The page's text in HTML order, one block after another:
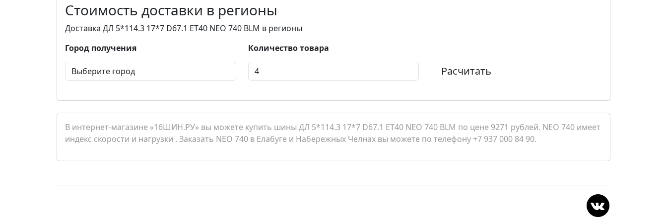
Стоимость доставки в регионы
Доставка ДЛ 5*114.3 17*7 D67.1 ET40 NEO 740 BLM в регионы
Город получения
Количество товара
Расчитать
В интернет-магазине «16ШИН.РУ» вы можете купить шины ДЛ 5*114.3 17*7 D67.1 ET40 NEO 740 BLM по цене 9271 рублей. NEO 740 имеет
индекс скорости и нагрузки . Заказать NEO 740 в Елабуге и Набережных Челнах вы можете по телефону +7 937 000 84 90.